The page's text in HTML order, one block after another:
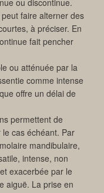
ou discontinue.
faire alterner des
à préciser. En
fait pencher
ou atténuée par la
comme intense
offre un délai de
permettent de
cas échéant. Par
mandibulaire,
intense, non
exacerbée par le
aiguë. La prise en